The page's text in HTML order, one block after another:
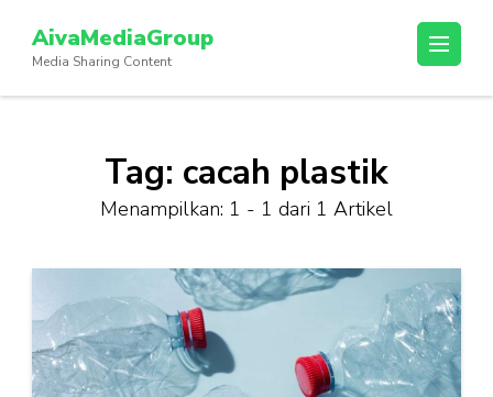
konten
(Tekan
AivaMediaGroup
Media Sharing Content
Tag: cacah plastik
Menampilkan: 1 - 1 dari 1 Artikel